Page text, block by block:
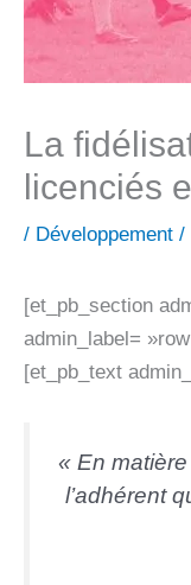
La
licenciés
/ Développement /
[et_pb_section
admin_label=
[et_pb_text
« En
l’adhérent